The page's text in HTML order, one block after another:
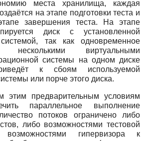
места хранилища, каждая
на этапе подготовки теста и
завершения теста. На этапе
диск с установленной
так как одновременное
несколькими виртуальными
системы на одном диске
к сбоям используемой
или порче этого диска.
этим предварительным условиям
параллельное выполнение
потоков ограничено либо
либо возможностями тестовой
гипервизора к